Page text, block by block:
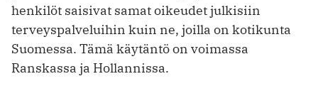
henkilöt saisivat samat oikeudet julkisiin
terveyspalveluihin kuin ne, joilla on kotikunta
Suomessa. Tämä käytäntö on voimassa
Ranskassa ja Hollannissa.